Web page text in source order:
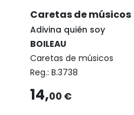
Caretas de músicos
Adivina quién soy
BOILEAU
Caretas de músicos
Reg.: B.3738
14,00 €